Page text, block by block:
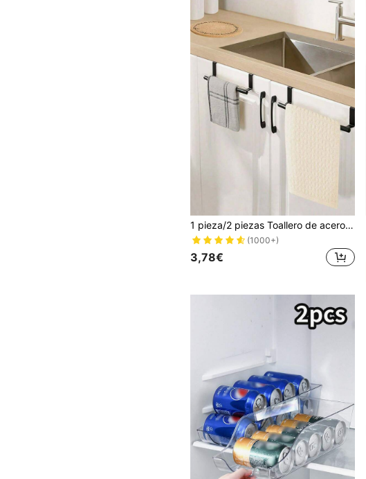
1 pieza/2 piezas Toallero de acero inoxidable, perchero de toalla sobre la puerta, accesorios de cocina, organización del hogar, estante colgante de armario sin taladrar, soporte de toalla de cocina de barra única
(1000+)
3,78€